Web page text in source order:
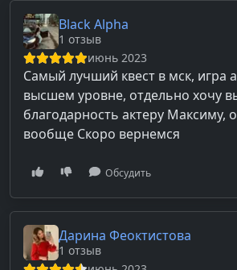
Black Alpha
1 отзыв
июнь 2023
Самый лучший квест в мск, игра
высшем уровне, отдельно хочу
благодарность актеру Максиму,
вообще Скоро вернемся
Обсудить
Дарина Феоктистова
1 отзыв